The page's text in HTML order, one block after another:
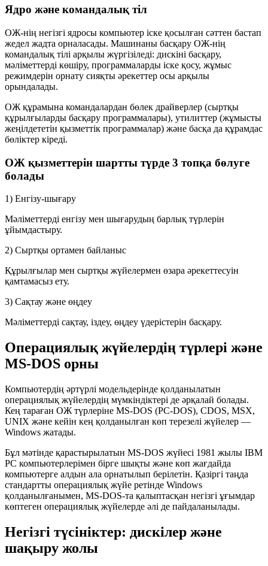
Ядро және командалық тіл
ОЖ-нің негізгі ядросы компьютер іске қосылған сәттен бастап
жедел жадта орналасады. Машинаны басқару ОЖ-нің
командалық тілі арқылы жүргізіледі: дискіні басқару,
мәліметтерді көшіру, программаларды іске қосу, жұмыс
режимдерін орнату сияқты әрекеттер осы арқылы
орындалады.
ОЖ құрамына командалардан бөлек драйверлер (сыртқы
құрылғыларды басқару программалары), утилиттер (жұмысты
жеңілдететін қызметтік программалар) және басқа да құрамдас
бөліктер кіреді.
ОЖ қызметтерін шартты түрде 3 топқа бөлуге
болады
1) Енгізу-шығару
Мәліметтерді енгізу мен шығарудың барлық түрлерін
ұйымдастыру.
2) Сыртқы ортамен байланыс
Құрылғылар мен сыртқы жүйелермен өзара әрекеттесуін
қамтамасыз ету.
3) Сақтау және өңдеу
Мәліметтерді сақтау, іздеу, өңдеу үдерістерін басқару.
Операциялық жүйелердің түрлері және
MS-DOS орны
Компьютердің әртүрлі модельдерінде қолданылатын
операциялық жүйелердің мүмкіндіктері де әрқалай болады.
Кең тараған ОЖ түрлеріне MS-DOS (PC-DOS), CDOS, MSX,
UNIX және кейін кең қолданылған көп терезелі жүйелер —
Windows жатады.
Бұл мәтінде қарастырылатын MS-DOS жүйесі 1981 жылы IBM
PC компьютерлерімен бірге шықты және көп жағдайда
компьютерге алдын ала орнатылып берілетін. Қазіргі таңда
стандартты операциялық жүйе ретінде Windows
қолданылғанымен, MS-DOS-та қалыптасқан негізгі ұғымдар
көптеген операциялық жүйелерде әлі де пайдаланылады.
Негізгі түсініктер: дискілер және
шақыру жолы